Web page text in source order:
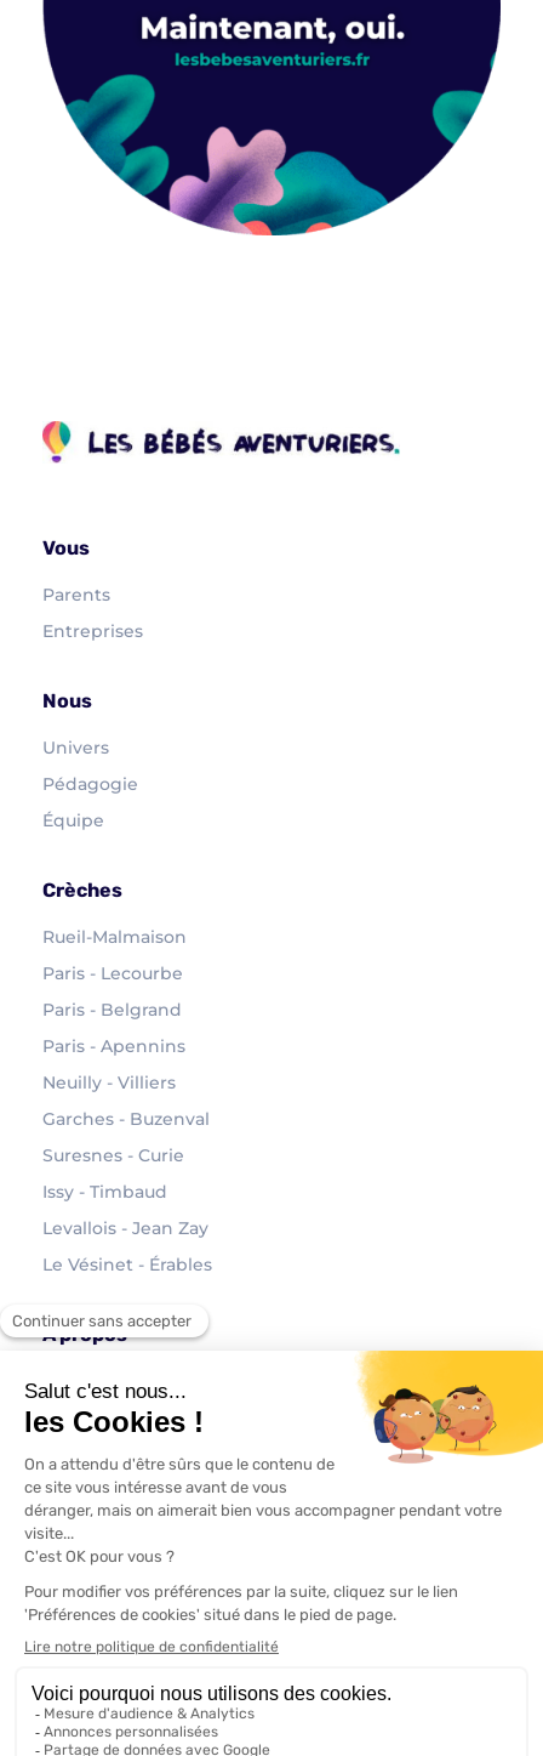
Vous
Parents
Entreprises
Nous
Univers
Pédagogie
Équipe
Crèches
Rueil-Malmaison
Paris - Lecourbe
Paris - Belgrand
Paris - Apennins
Neuilly - Villiers
Garches - Buzenval
Suresnes - Curie
Issy - Timbaud
Levallois - Jean Zay
Le Vésinet - Érables
À propos
Contact
Mentions légales
Politique de confidentialité
Modifier vos préférences en matière de cookies
Designed with love by mimos.